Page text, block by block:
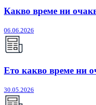
Какво време ни
06.06.2026
Ето какво време ни
30.05.2026